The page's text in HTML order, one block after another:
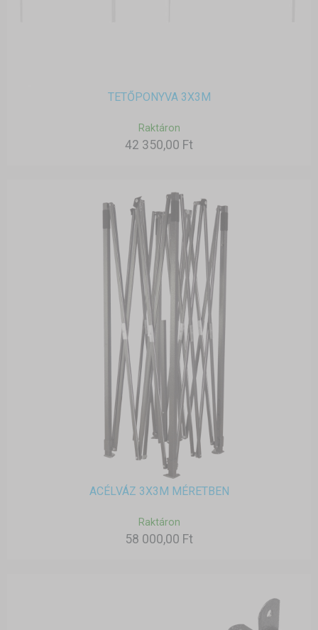
TETŐPONYVA 3X3M
Raktáron
42 350,00 Ft
ACÉLVÁZ 3X3M MÉRETBEN
Raktáron
58 000,00 Ft